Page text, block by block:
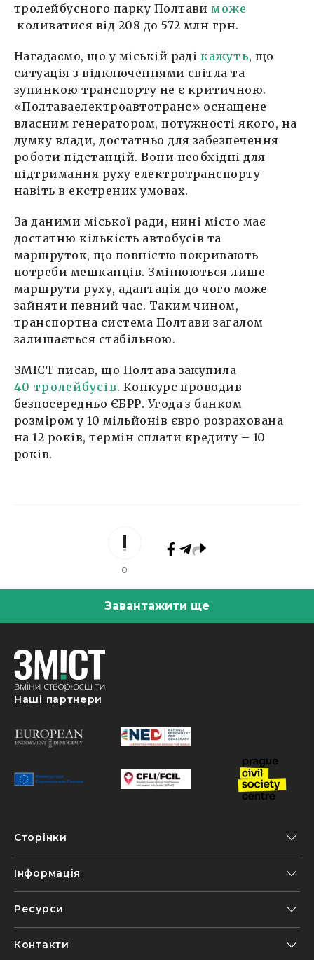
тролейбусного парку Полтави може
коливатися від 208 до 572 млн грн.
Нагадаємо, що у міській раді кажуть, що
ситуація з відключеннями світла та
зупинкою транспорту не є критичною.
«Полтаваелектроавтотранс» оснащене
власним генератором, потужності якого, на
думку влади, достатньо для забезпечення
роботи підстанцій. Вони необхідні для
підтримання руху електротранспорту
навіть в екстрених умовах.
За даними міської ради, нині місто має
достатню кількість автобусів та
маршруток, що повністю покривають
потреби мешканців. Змінюються лише
маршрути руху, адаптація до чого може
зайняти певний час. Таким чином,
транспортна система Полтави загалом
залишається стабільною.
ЗМІСТ писав, що Полтава закупила
40 тролейбусів. Конкурс проводив
безпосередньо ЄБРР. Угода з банком
розміром у 10 мільйонів євро розрахована
на 12 років, термін сплати кредиту – 10
років.
0
Завантажити ще
Наші партнери
Сторінки
Інформація
Ресурси
Контакти